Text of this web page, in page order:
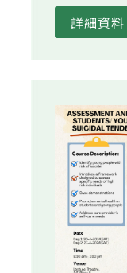
詳細資料